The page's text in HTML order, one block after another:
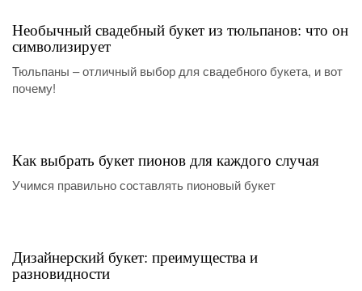
Необычный свадебный букет из тюльпанов: что он
символизирует
Тюльпаны – отличный выбор для свадебного букета, и вот
почему!
Как выбрать букет пионов для каждого случая
Учимся правильно составлять пионовый букет
Дизайнерский букет: преимущества и
разновидности